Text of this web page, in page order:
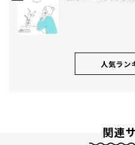
人気ラン
関連